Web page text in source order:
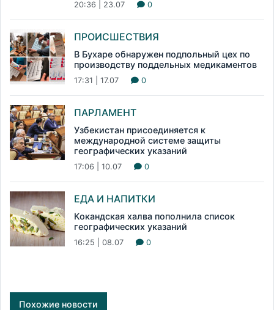
20:36 | 23.07 0
ПРОИСШЕСТВИЯ
В Бухаре обнаружен подпольный цех по
производству поддельных медикаментов
17:31 | 17.07 0
ПАРЛАМЕНТ
Узбекистан присоединяется к
международной системе защиты
географических указаний
17:06 | 10.07 0
ЕДА И НАПИТКИ
Кокандская халва пополнила список
географических указаний
16:25 | 08.07 0
Похожие новости